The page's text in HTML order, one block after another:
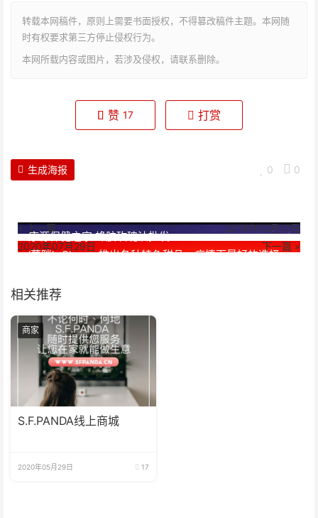
转载本网稿件，原则上需要书面授权，不得篡改稿件主题。本网随
时有权要求第三方停止侵权行为。
本网所载内容或图片，若涉及侵权，请联系删除。
赞 17 打赏
0 0
生成海报
康源保健之家 蜂胶玫瑰油批发
« 上一篇 2019年12月17日
‘蕾咪’s Shop：推出各种特色甜品，疫情下最好的选择
下一篇 »
2020年07月29日
相关推荐
商家
S.F.PANDA线上商城
2020年05月29日 17